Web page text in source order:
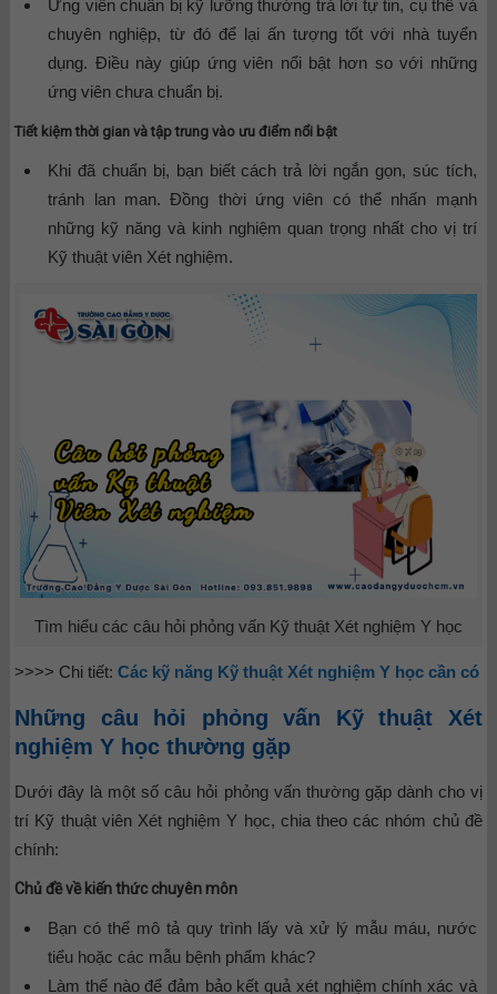
Ứng viên chuẩn bị kỹ lưỡng thường trả lời tự tin, cụ thể và
chuyên nghiệp, từ đó để lại ấn tượng tốt với nhà tuyển
dụng. Điều này giúp ứng viên nổi bật hơn so với những
ứng viên chưa chuẩn bị.
Tiết kiệm thời gian và tập trung vào ưu điểm nổi bật
Khi đã chuẩn bị, bạn biết cách trả lời ngắn gọn, súc tích,
tránh lan man. Đồng thời ứng viên có thể nhấn mạnh
những kỹ năng và kinh nghiệm quan trọng nhất cho vị trí
Kỹ thuật viên Xét nghiệm.
Tìm hiểu các câu hỏi phỏng vấn Kỹ thuật Xét nghiệm Y học
>>>> Chi tiết:Các kỹ năng Kỹ thuật Xét nghiệm Y học cần có
Những câu hỏi phỏng vấn Kỹ thuật Xét
nghiệm Y học thường gặp
Dưới đây là một số câu hỏi phỏng vấn thường gặp dành cho vị
trí Kỹ thuật viên Xét nghiệm Y học, chia theo các nhóm chủ đề
chính:
Chủ đề về kiến thức chuyên môn
Bạn có thể mô tả quy trình lấy và xử lý mẫu máu, nước
tiểu hoặc các mẫu bệnh phẩm khác?
Làm thế nào để đảm bảo kết quả xét nghiệm chính xác và